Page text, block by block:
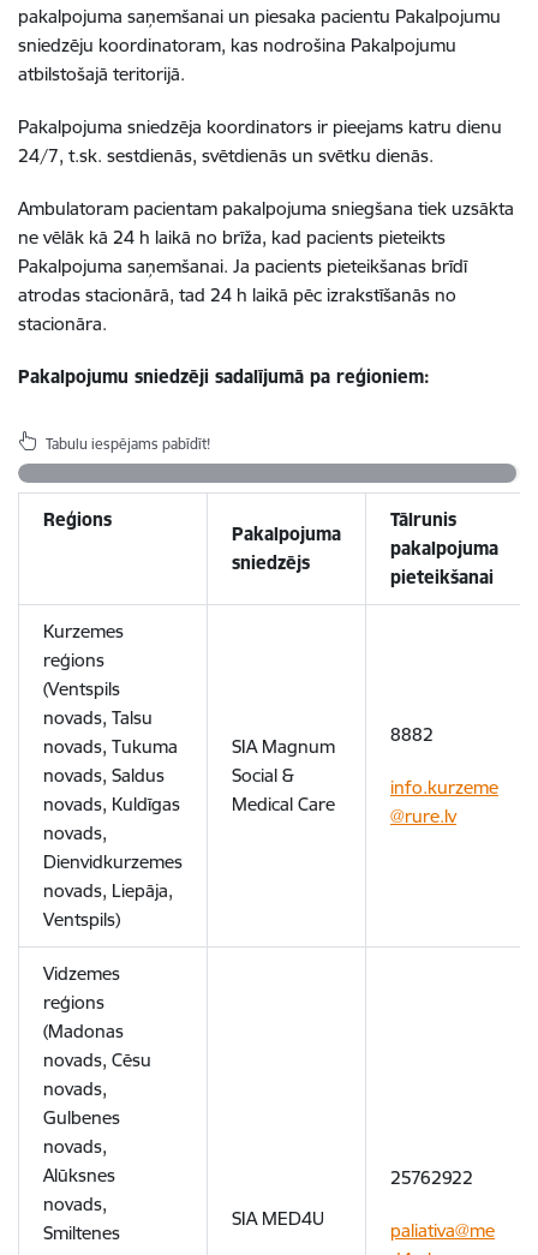
pakalpojuma saņemšanai un piesaka pacientu Pakalpojumu
sniedzēju koordinatoram, kas nodrošina Pakalpojumu
atbilstošajā teritorijā.
Pakalpojuma sniedzēja koordinators ir pieejams katru dienu
24/7, t.sk. sestdienās, svētdienās un svētku dienās.
Ambulatoram pacientam pakalpojuma sniegšana tiek uzsākta
ne vēlāk kā 24 h laikā no brīža, kad pacients pieteikts
Pakalpojuma saņemšanai. Ja pacients pieteikšanas brīdī
atrodas stacionārā, tad 24 h laikā pēc izrakstīšanās no
stacionāra.
Pakalpojumu sniedzēji sadalījumā pa reģioniem:
Tabulu iespējams pabīdīt!
Reģions
Pakalpojuma
sniedzējs
Tālrunis
pakalpojuma
pieteikšanai
Kurzemes
reģions
(Ventspils
novads, Talsu
novads, Tukuma
novads, Saldus
novads, Kuldīgas
novads,
Dienvidkurzemes
novads, Liepāja,
Ventspils)
SIA Magnum
Social &
Medical Care
8882
info.kurzeme
@rure.lv
Vidzemes
reģions
(Madonas
novads, Cēsu
novads,
Gulbenes
novads,
Alūksnes
novads,
Smiltenes
SIA MED4U
25762922
paliativa@me